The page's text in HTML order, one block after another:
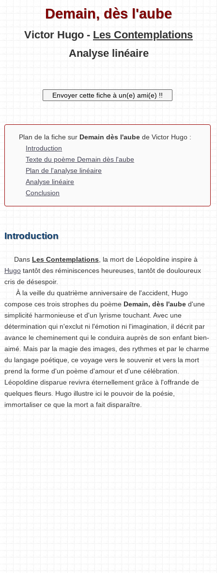
Demain, dès l'aube
Victor Hugo - Les Contemplations
Analyse linéaire
Plan de la fiche sur Demain dès l'aubede Victor Hugo :
Introduction
Texte du poème Demain dès l'aube
Plan de l'analyse linéaire
Analyse linéaire
Conclusion
Introduction
Dans Les Contemplations , la mort de Léopoldine inspire à
Hugo tantôt des réminiscences heureuses, tantôt de douloureux
cris de désespoir.
À la veille du quatrième anniversaire de l'accident, Hugo
compose ces trois strophes du poème Demain, dès l'aube d'une
simplicité harmonieuse et d'un lyrisme touchant. Avec une
détermination qui n'exclut ni l'émotion ni l'imagination, il décrit par
avance le cheminement qui le conduira auprès de son enfant bien-
aimé. Mais par la magie des images, des rythmes et par le charme
du langage poétique, ce voyage vers le souvenir et vers la mort
prend la forme d'un poème d'amour et d'une célébration.
Léopoldine disparue revivra éternellement grâce à l'offrande de
quelques fleurs. Hugo illustre ici le pouvoir de la poésie,
immortaliser ce que la mort a fait disparaître.